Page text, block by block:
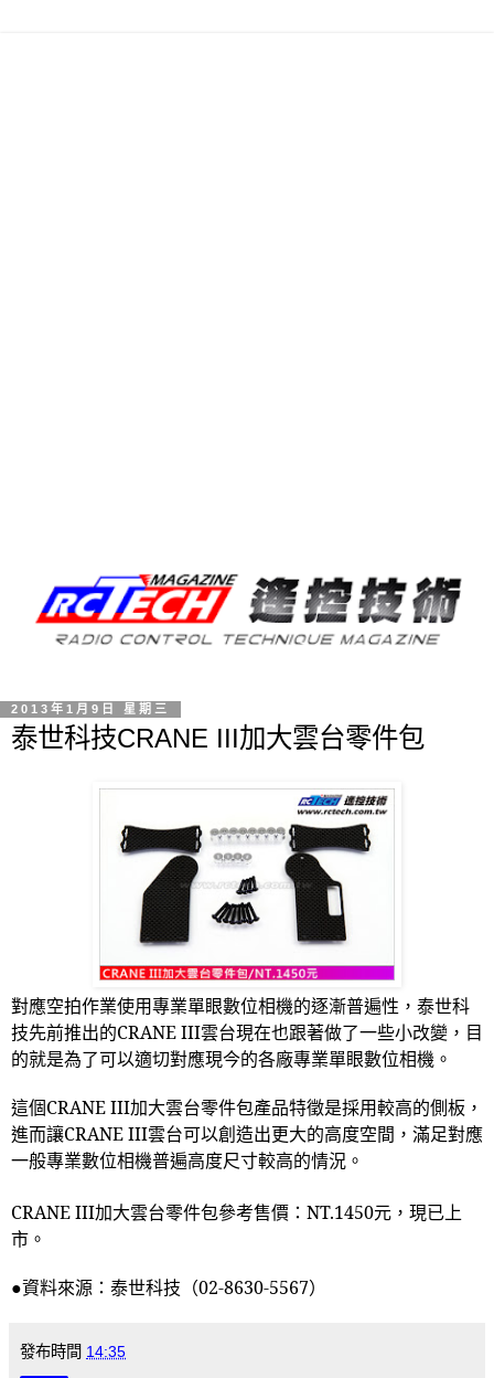
2013年1月9日 星期三
泰世科技CRANE III加大雲台零件包
對應空拍作業使用專業單眼數位相機的逐漸普遍性，泰世科
技先前推出的CRANE III雲台現在也跟著做了一些小改變，目
的就是為了可以適切對應現今的各廠專業單眼數位相機。
這個CRANE III加大雲台零件包產品特徵是採用較高的側板，
進而讓CRANE III雲台可以創造出更大的高度空間，滿足對應
一般專業數位相機普遍高度尺寸較高的情況。
CRANE III加大雲台零件包參考售價： NT.1450元，現已上
市。
●資料來源：泰世科技（02-8630-5567）
發布時間 14:35